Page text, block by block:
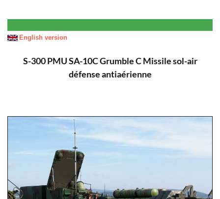
English version
S-300 PMU SA-10C Grumble C Missile sol-air
défense antiaérienne